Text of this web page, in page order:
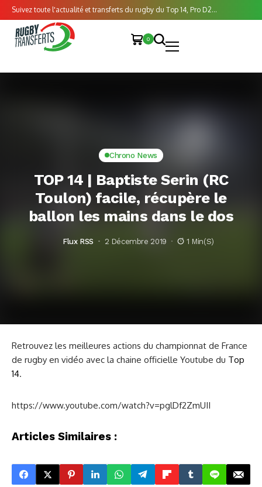
Suivez toute l'actualité et transferts du rugby du Top 14, Pro D2...
0
Chrono News
TOP 14 | Baptiste Serin (RC
Toulon) facile, récupère le
ballon les mains dans le dos
Flux RSS 2 Décembre 2019 1 Min(s)
Retrouvez les meilleures actions du championnat de France
de rugby en vidéo avec la chaine officielle Youtube du Top
14.
https://www.youtube.com/watch?v=pglDf2ZmUII
Articles Similaires :